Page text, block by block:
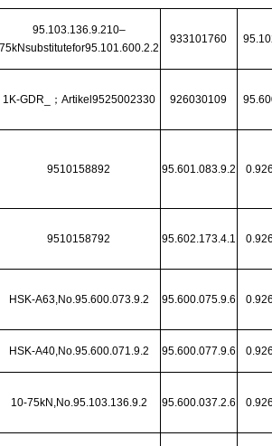
95.103.136.9.210–
75kNsubstitutefor95.101.600.2.2
933101760
1K-GDR_；Artikel9525002330 926030109
9510158892 95.601.083.9.2
9510158792 95.602.173.4.1
HSK-A63,No.95.600.073.9.2 95.600.075.9.6
HSK-A40,No.95.600.071.9.2 95.600.077.9.6
10-75kN,No.95.103.136.9.2 95.600.037.2.6